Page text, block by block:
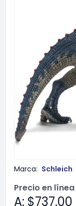
Marca: Schleich
Precio en línea
A: $737.00